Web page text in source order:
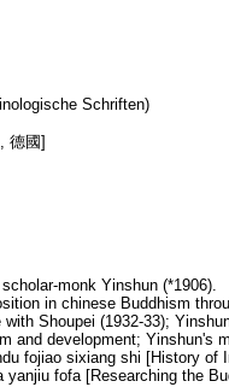
Schriften)
德國]
monk Yinshun (*1906).
in chinese Buddhism
Shoupei (1932-33);
and development; Yinshun's
fojiao sixiang shi [History of
fofa [Researching the